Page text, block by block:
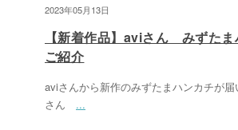
2023年05月13日
【新着作品】aviさん みずた
ご紹介
aviさんから新作のみずたまハンカチが届
さん ...